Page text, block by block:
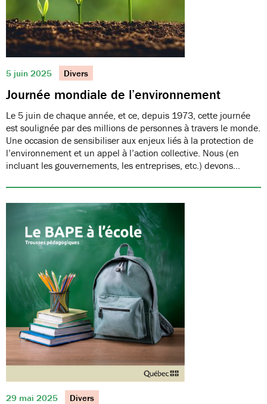
5 juin 2025 Divers
Journée mondiale de l’environnement
Le 5 juin de chaque année, et ce, depuis 1973, cette journée
est soulignée par des millions de personnes à travers le monde.
Une occasion de sensibiliser aux enjeux liés à la protection de
l’environnement et un appel à l’action collective. Nous (en
incluant les gouvernements, les entreprises, etc.) devons…
29 mai 2025 Divers